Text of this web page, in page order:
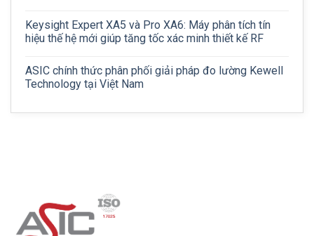
Keysight Expert XA5 và Pro XA6: Máy phân tích tín
hiệu thế hệ mới giúp tăng tốc xác minh thiết kế RF
ASIC chính thức phân phối giải pháp đo lường Kewell
Technology tại Việt Nam